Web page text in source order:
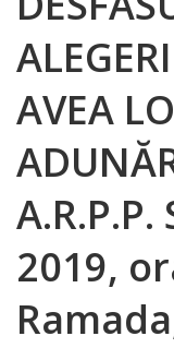
AVEA
A.R.P.P.
2019,